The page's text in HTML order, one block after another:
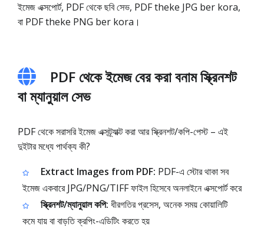
ইমেজ এক্সপোর্ট, PDF থেকে ছবি সেভ, PDF theke JPG ber kora,
বা PDF theke PNG ber kora।
PDF থেকে ইমেজ বের করা বনাম স্ক্রিনশট
বা ম্যানুয়াল সেভ
PDF থেকে সরাসরি ইমেজ এক্সট্র্যাক্ট করা আর স্ক্রিনশট/কপি-পেস্ট – এই
দুইটার মধ্যে পার্থক্য কী?
Extract Images from PDF: PDF-এ স্টোর থাকা সব
ইমেজ একবারে JPG/PNG/TIFF ফাইল হিসেবে অনলাইনে এক্সপোর্ট করে
স্ক্রিনশট/ম্যানুয়াল কপি: ধীরগতির প্রসেস, অনেক সময় কোয়ালিটি
কমে যায় বা বাড়তি ক্রপিং-এডিটিং করতে হয়